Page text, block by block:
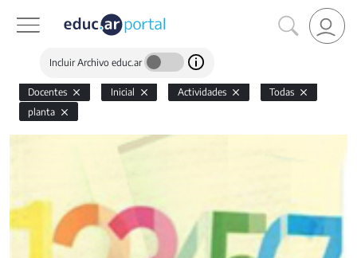
Incluir Archivo educ.ar
Docentes Inicial Actividades
Todas
planta